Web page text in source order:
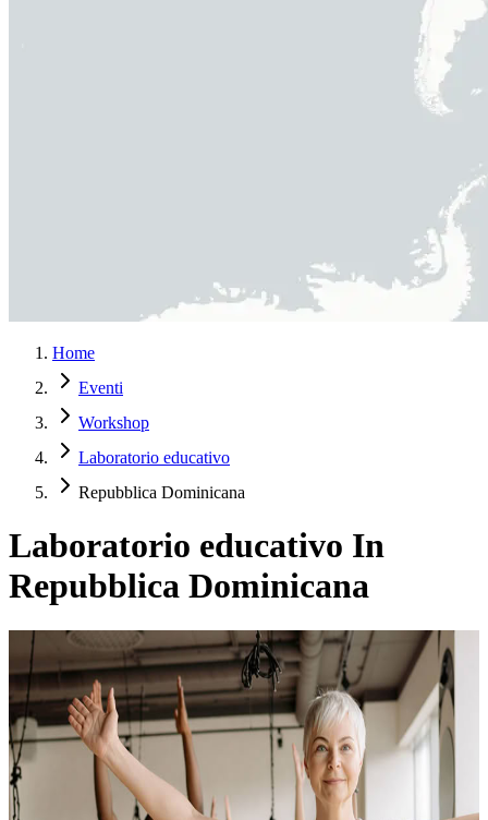
Home
Eventi
Workshop
Laboratorio educativo
Repubblica Dominicana
Laboratorio educativo In
Repubblica Dominicana
Eco-consapevole stile di vita con OYA
Un incontro pensato per ispirare uno stile di vita più attento
all’ambiente, attraverso scelte quotidiane semplici e concrete. Questo
ritiro invita a osservare come piccoli cambiamenti nelle abitudini...